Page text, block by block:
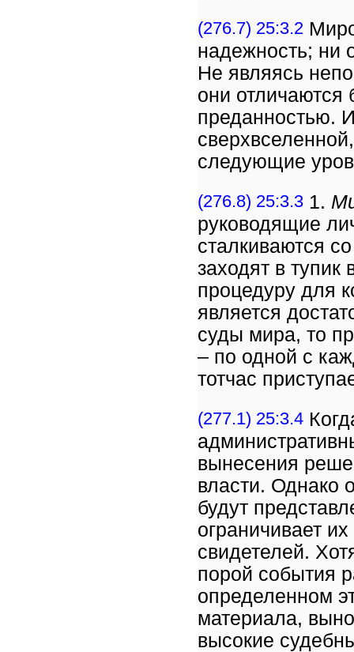
(276.7) 25:3.2
надежность; ни
Не являясь
они отличаются
преданностью.
следующие
(276.8) 25:3.3 1.
руководящие
сталкиваются
заходят в
процедуру для
является
суды мира, то
– по одной с
тотчас
(277.1) 25:3.4
вынесения
власти. Однако
будут
ограничивает
свидетелей.
порой события
определенном
материала,
высокие